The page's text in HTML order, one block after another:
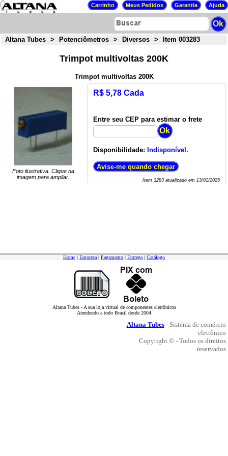
Altana Tubes > Potenciômetros > Diversos > Item 003283
Trimpot multivoltas 200K
Trimpot multivoltas 200K
Foto ilustrativa. Clique na
imagem para ampliar.
R$ 5,78 Cada
Entre seu CEP para estimar o frete
Disponibilidade: Indisponível.
Item 3283atualizado em 13/01/2025
Home | Empresa | Pagamento | Entrega | Catálogo
Altana Tubes - A sua loja virtual de componentes eletrônicos
Atendendo a todo Brasil desde 2004
Altana Tubes- Sistema de comércio
eletrônico
Copyright © - Todos os direitos
reservados